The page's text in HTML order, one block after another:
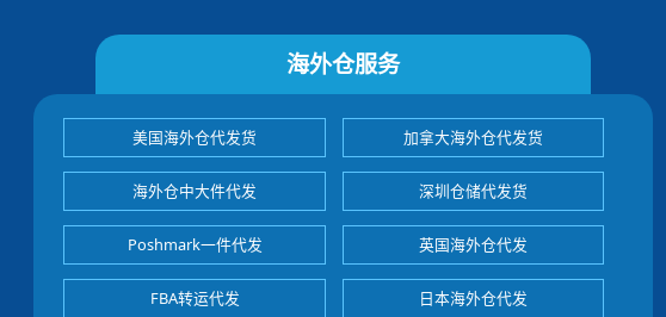
海外仓服务
美国海外仓代发货 加拿大海外仓代发货
海外仓中大件代发 深圳仓储代发货
Poshmark一件代发 英国海外仓代发
FBA转运代发 日本海外仓代发